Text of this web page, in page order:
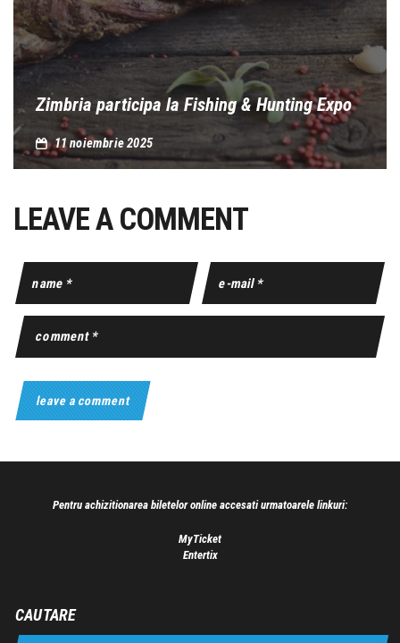
Zimbria participa la Fishing & Hunting Expo
11 noiembrie 2025
LEAVE A COMMENT
Pentru achizitionarea biletelor online accesati urmatoarele linkuri:
MyTicket
Entertix
CAUTARE